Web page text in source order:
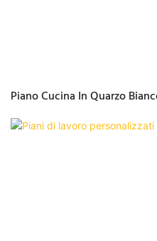
Piano Cucina In Quarzo